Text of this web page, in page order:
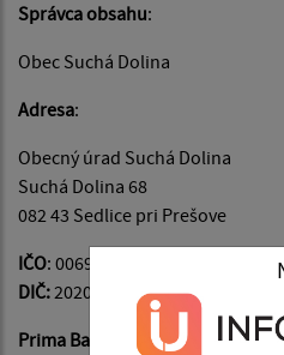
Správca obsahu:
Obec Suchá Dolina
Adresa:
Obecný úrad Suchá Dolina
Suchá Dolina 68
082 43 Sedlice pri Prešove
IČO: 00690635
DIČ:2020546671
Prima Banka